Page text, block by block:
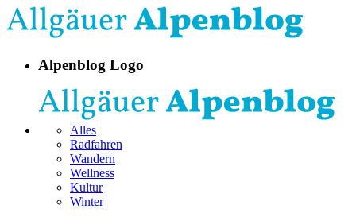
Alpenblog Logo
Alles
Radfahren
Wandern
Wellness
Kultur
Winter